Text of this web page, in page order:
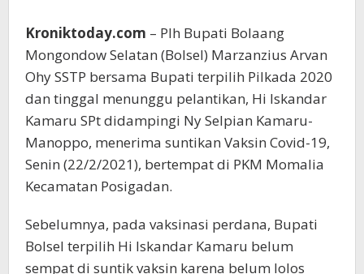
Kroniktoday.com – Plh Bupati Bolaang
Mongondow Selatan (Bolsel) Marzanzius Arvan
Ohy SSTP bersama Bupati terpilih Pilkada 2020
dan tinggal menunggu pelantikan, Hi Iskandar
Kamaru SPt didampingi Ny Selpian Kamaru-
Manoppo, menerima suntikan Vaksin Covid-19,
Senin (22/2/2021), bertempat di PKM Momalia
Kecamatan Posigadan.
Sebelumnya, pada vaksinasi perdana, Bupati
Bolsel terpilih Hi Iskandar Kamaru belum
sempat di suntik vaksin karena belum lolos